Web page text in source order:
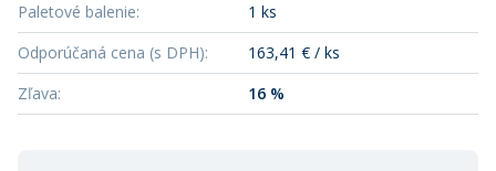
Paletové balenie:
1 ks
Odporúčaná cena (s DPH):
163,41 € / ks
Zľava: 16 %